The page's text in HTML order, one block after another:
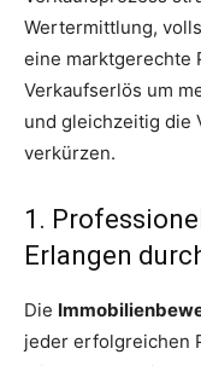
Wertermittlung,
eine marktgerechte
Verkaufserlös um
und gleichzeitig die
verkürzen.
1.
Erlangen
Die
jeder erfolgreichen